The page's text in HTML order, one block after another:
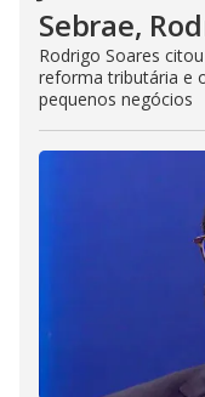
Sebrae,
Rodrigo Soares
reforma tributária e
pequenos negócios